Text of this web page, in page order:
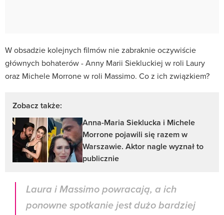
W obsadzie kolejnych filmów nie zabraknie oczywiście
głównych bohaterów - Anny Marii Siekluckiej w roli Laury
oraz Michele Morrone w roli Massimo. Co z ich związkiem?
Zobacz także:
Anna-Maria Sieklucka i Michele
Morrone pojawili się razem w
Warszawie. Aktor nagle wyznał to
publicznie
Laura i Massimo powracają, a ich
ponowne spotkanie jest dużo bardziej